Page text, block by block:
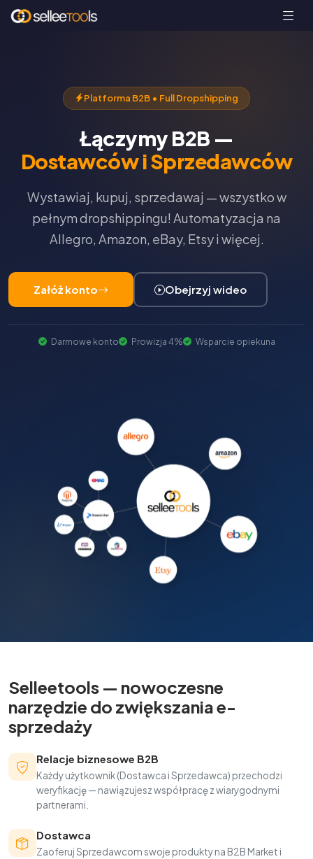
Platforma B2B • Full Dropshipping
Łączymy B2B —
Dostawców i Sprzedawców
Wystawiaj, kupuj, sprzedawaj — wszystko w
pełnym dropshippingu! Automatyzacja na
Allegro, Amazon, eBay, Etsy i więcej.
Załóż konto Obejrzyj wideo
Darmowe konto Prowizja 4% Wsparcie opiekuna
Selleetools — nowoczesne
narzędzie do zwiększania e-
sprzedaży
Relacje biznesowe B2B
Każdy użytkownik (Dostawca i Sprzedawca) przechodzi
weryfikację — nawiązujesz współpracę z wiarygodnymi
partnerami.
Dostawca
Zaoferuj Sprzedawcom swoje produkty na B2B Market i